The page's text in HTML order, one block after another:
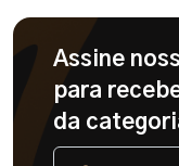
Assine
para
da